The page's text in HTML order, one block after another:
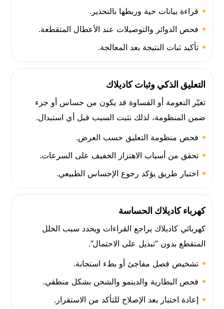
قراءة بيانات حية وربطها بالتحذير.
فحص الدوائر والتوصيلات عند الأعطال المتقطعة.
تأكيد ثبات النتيجة بعد المعالجة.
التعليق الذكي وثبات كاديلاك
تغيّر النعومة أو القساوة قد يكون من حساس أو جزء
ضمن المنظومة، لذلك نثبت السبب قبل أي استبدال.
فحص منظومة التعليق حسب العرض.
تحقق من أسباب الاهتزاز الخفيف على السرعات.
اختبار طريق يؤكد رجوع الإحساس الطبيعي.
كهرباء كاديلاك الحساسة
كهربائي كاديلاك يراجع القراءات ويحدد سبب الخلل
المتقطع بدون “تبديل على الاحتمال”.
تشخيص فصل مفاجئ أو بطء استجابة.
فحص البطارية والدينمو والشحن بشكل منطقي.
إعادة اختبار بعد الإصلاح للتأكد من الاستقرار.